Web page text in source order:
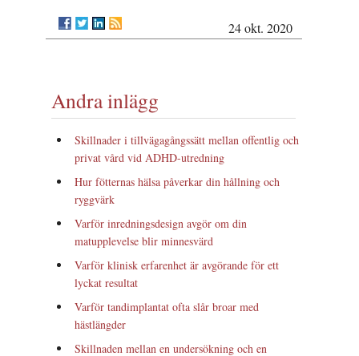
24 okt. 2020
Andra inlägg
Skillnader i tillvägagångssätt mellan offentlig och
privat vård vid ADHD-utredning
Hur fötternas hälsa påverkar din hållning och
ryggvärk
Varför inredningsdesign avgör om din
matupplevelse blir minnesvärd
Varför klinisk erfarenhet är avgörande för ett
lyckat resultat
Varför tandimplantat ofta slår broar med
hästlängder
Skillnaden mellan en undersökning och en